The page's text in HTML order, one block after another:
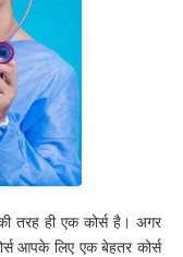
तरह ही एक कोर्स है। अगर
आपके लिए एक बेहतर कोर्स